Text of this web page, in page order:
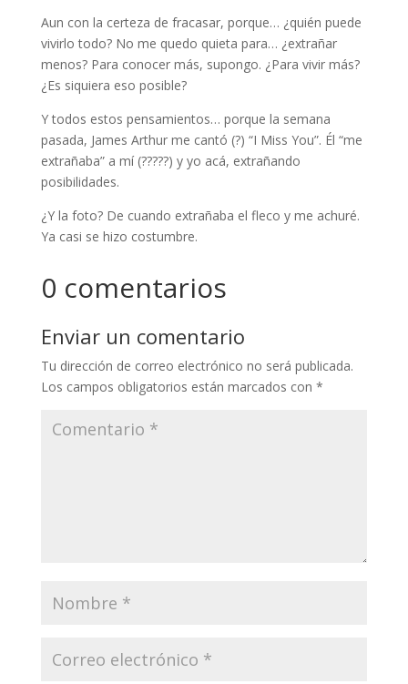
Aun con la certeza de fracasar, porque… ¿quién puede
vivirlo todo? No me quedo quieta para… ¿extrañar
menos? Para conocer más, supongo. ¿Para vivir más?
¿Es siquiera eso posible?
Y todos estos pensamientos… porque la semana
pasada, James Arthur me cantó (?) “I Miss You”. Él “me
extrañaba” a mí (?????) y yo acá, extrañando
posibilidades.
¿Y la foto? De cuando extrañaba el fleco y me achuré.
Ya casi se hizo costumbre.
0 comentarios
Enviar un comentario
Tu dirección de correo electrónico no será publicada.
Los campos obligatorios están marcados con *